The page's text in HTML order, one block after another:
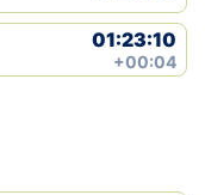
01:23:10
+00:04